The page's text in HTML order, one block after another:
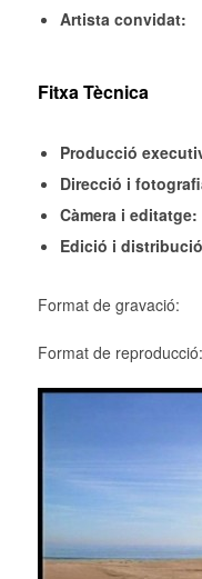
Artista convidat:
Fitxa Tècnica
Producció
Direcció i
Càmera i editatge:
Edició i
Format de
Format de